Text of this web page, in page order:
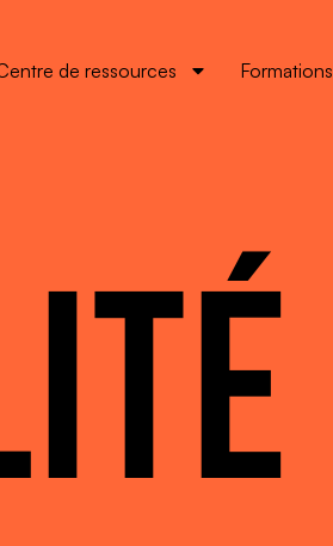
de ressources Formations